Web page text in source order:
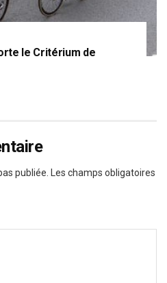
le Critérium de
publiée.
Les champs obligatoires